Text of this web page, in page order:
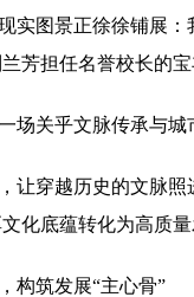
实图景正徐徐铺展
芳担任名誉校长的
场关乎文脉传承与
让穿越历史的文脉
化底蕴转化为高质
构筑发展“主心骨”